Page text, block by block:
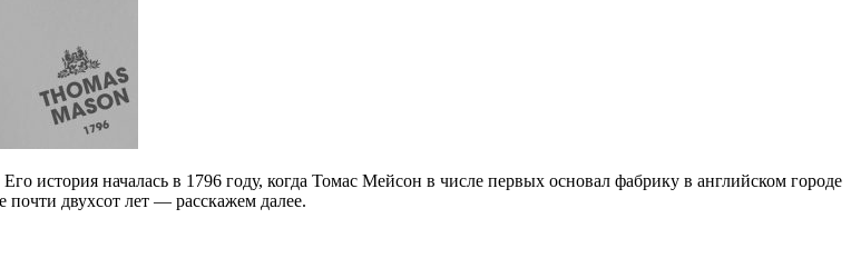
история началась в 1796 году, когда Томас Мейсон в числе первых основал фабрику в английском городе
почти двухсот лет — расскажем далее.